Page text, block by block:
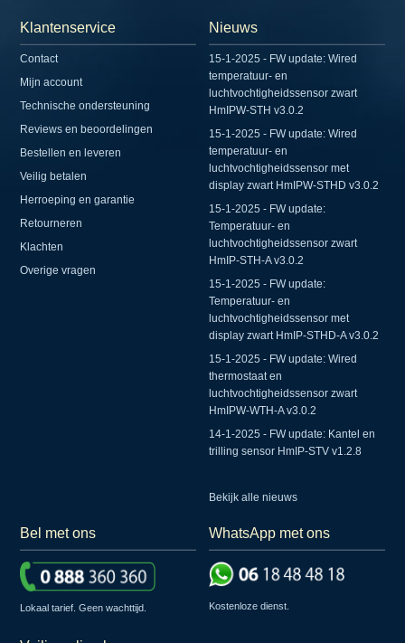
Klantenservice
Contact
Mijn account
Technische ondersteuning
Reviews en beoordelingen
Bestellen en leveren
Veilig betalen
Herroeping en garantie
Retourneren
Klachten
Overige vragen
Nieuws
15-1-2025 - FW update: Wired
temperatuur- en
luchtvochtigheidssensor zwart
HmIPW-STH v3.0.2
15-1-2025 - FW update: Wired
temperatuur- en
luchtvochtigheidssensor met
display zwart HmIPW-STHD v3.0.2
15-1-2025 - FW update:
Temperatuur- en
luchtvochtigheidssensor zwart
HmIP-STH-A v3.0.2
15-1-2025 - FW update:
Temperatuur- en
luchtvochtigheidssensor met
display zwart HmIP-STHD-A v3.0.2
15-1-2025 - FW update: Wired
thermostaat en
luchtvochtigheidssensor zwart
HmIPW-WTH-A v3.0.2
14-1-2025 - FW update: Kantel en
trilling sensor HmIP-STV v1.2.8
Bekijk alle nieuws
Bel met ons
Lokaal tarief. Geen wachttijd.
WhatsApp met ons
Kostenloze dienst.